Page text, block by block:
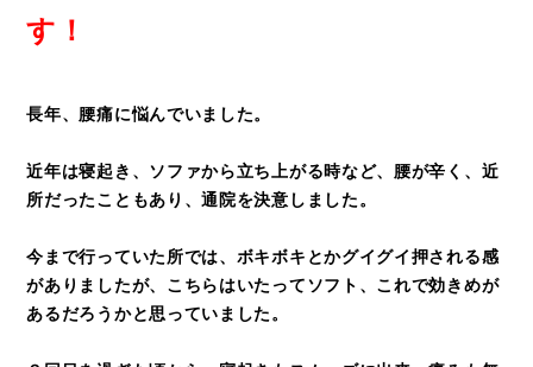
す！
長年、腰痛に悩んでいました。
近年は寝起き、ソファから立ち上がる時など、腰が辛く、近
所だったこともあり、通院を決意しました。
今まで行っていた所では、ボキボキとかグイグイ押される感
がありましたが、こちらはいたってソフト、これで効きめが
あるだろうかと思っていました。